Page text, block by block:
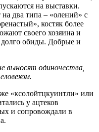
на выставки.
два типа – «олений» с
костяк более
своего хозяина и
обиды. Добрые и
выносят одиночества,
«ксолойтцкуинтли» или
у ацтеков
и сопровождали в